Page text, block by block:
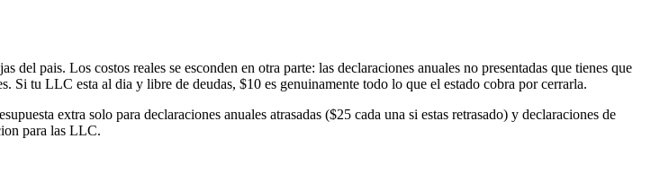
pais. Los costos reales se esconden en otra parte: las declaraciones anuales no presentadas que tienes que
Si tu LLC esta al dia y libre de deudas, $10 es genuinamente todo lo que el estado cobra por cerrarla.
extra solo para declaraciones anuales atrasadas ($25 cada una si estas retrasado) y declaraciones de
para las LLC.